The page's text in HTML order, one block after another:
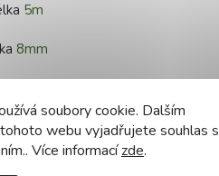
soubory cookie. Dalším
webu vyjadřujete souhlas s
Více informacízde.
5m
8mm